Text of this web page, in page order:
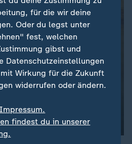
für die wir deine
Oder du legst unter
fest, welchen
gibst und
Datenschutzeinstellungen
Wirkung für die Zukunft
widerrufen oder ändern.
findest du in unserer